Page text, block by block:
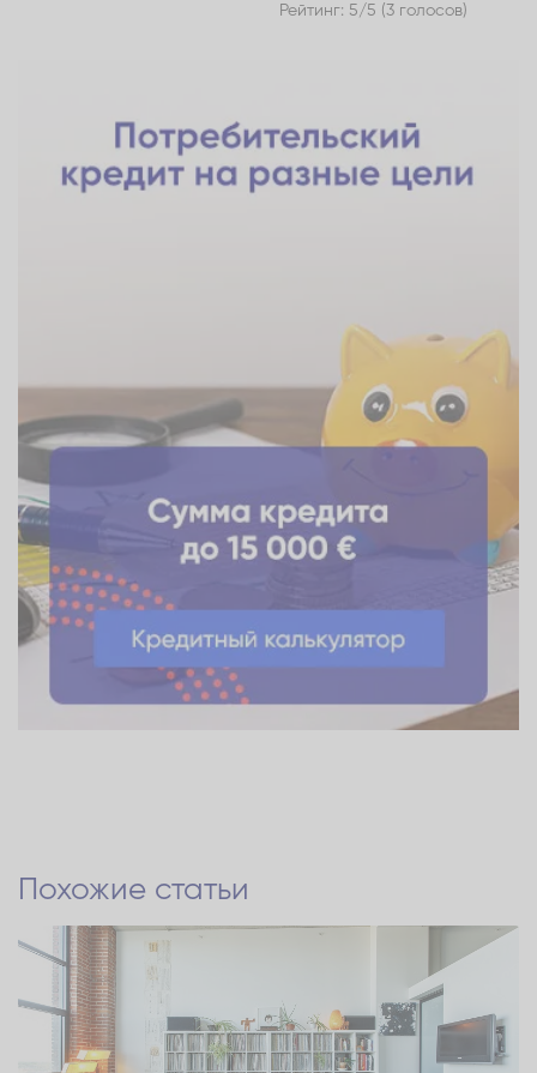
Рейтинг: 5/5 (3 голосов)
Похожие статьи